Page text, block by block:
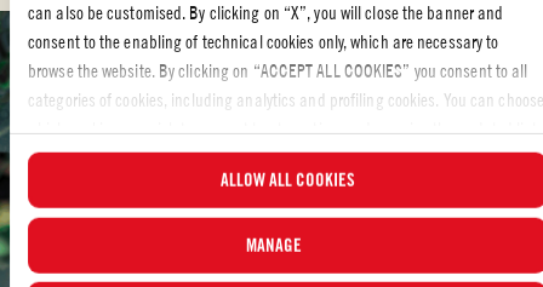
can also be customised. By clicking on “X”, you will close the banner and
consent to the enabling of technical cookies only, which are necessary to
browse the website. By clicking on “ACCEPT ALL COOKIES” you consent to all
categories of cookies, including analytics and profiling cookies. You can
of cookies by clicking on “MANAGE”. For more information, please read our
ALLOW ALL COOKIES
MANAGE